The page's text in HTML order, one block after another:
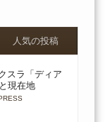
人気の投稿
スラ「ディア
現在地